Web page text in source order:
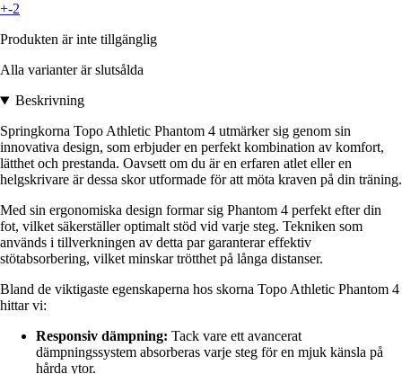
+-2
Produkten är inte tillgänglig
Alla varianter är slutsålda
Beskrivning
Springkorna Topo Athletic Phantom 4 utmärker sig genom sin
innovativa design, som erbjuder en perfekt kombination av komfort,
lätthet och prestanda. Oavsett om du är en erfaren atlet eller en
helgskrivare är dessa skor utformade för att möta kraven på din träning.
Med sin ergonomiska design formar sig Phantom 4 perfekt efter din
fot, vilket säkerställer optimalt stöd vid varje steg. Tekniken som
används i tillverkningen av detta par garanterar effektiv
stötabsorbering, vilket minskar trötthet på långa distanser.
Bland de viktigaste egenskaperna hos skorna Topo Athletic Phantom 4
hittar vi:
Responsiv dämpning: Tack vare ett avancerat
dämpningssystem absorberas varje steg för en mjuk känsla på
hårda ytor.